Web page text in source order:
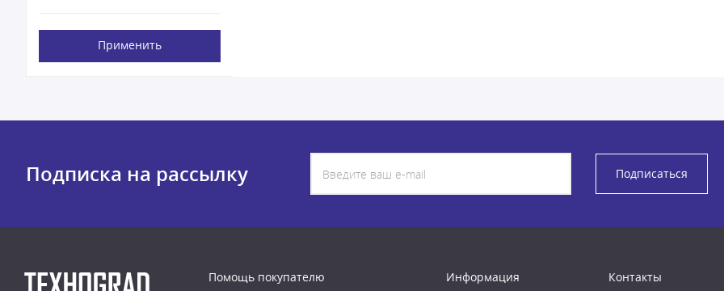
Применить
Подписка на рассылку Подписаться
Помощь покупателю Информация Контакты